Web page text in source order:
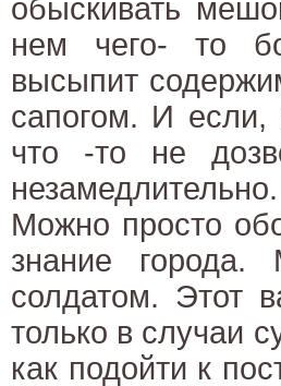
обыскивать
нем чего- то
высыпит
сапогом. И если,
что -то не
Можно просто
знание города.
солдатом. Этот
только в случаи
как подойти к